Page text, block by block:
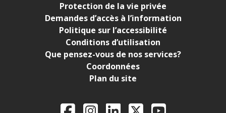
Protection de la vie privée
Demandes d’accès à l’information
Politique sur l’accessibilité
Conditions d’utilisation
Que pensez-vous de nos services?
Coordonnées
Plan du site
Legal Aid Ontario
FacebookInstagram
LinkedIn
X YouTube